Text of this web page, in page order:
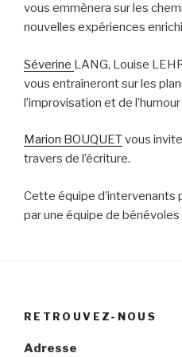
vous emmènera sur les
nouvelles expériences
Séverine LANG, Louise
vous entraîneront sur les
l’improvisation et de
Marion BOUQUETvous
travers de l’écriture.
Cette équipe d’intervenants
par une équipe de
RETROUVEZ-NOUS
Adresse